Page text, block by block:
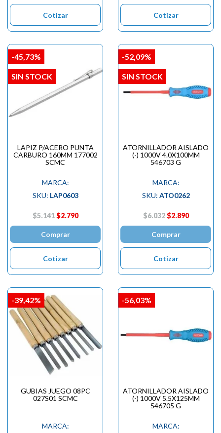
Cotizar Cotizar
LAPIZ P/ACERO PUNTA
CARBURO 160MM 177002
SCMC
MARCA:
SKU: LAP0603
$5.141 $2.790
Comprar
Cotizar
-45,73%
SIN STOCK
ATORNILLADOR AISLADO
(-) 1000V 4.0X100MM
546703 G
MARCA:
SKU: ATO0262
$6.032 $2.890
Comprar
Cotizar
-52,09%
SIN STOCK
GUBIAS JUEGO 08PC
027S01 SCMC
MARCA:
-39,42%
ATORNILLADOR AISLADO
(-) 1000V 5.5X125MM
546705 G
MARCA:
-56,03%